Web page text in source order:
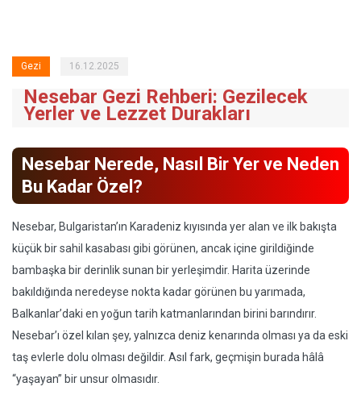
Gezi 16.12.2025
Nesebar Gezi Rehberi: Gezilecek
Yerler ve Lezzet Durakları
Nesebar Nerede, Nasıl Bir Yer ve Neden
Bu Kadar Özel?
Nesebar, Bulgaristan’ın Karadeniz kıyısında yer alan ve ilk bakışta
küçük bir sahil kasabası gibi görünen, ancak içine girildiğinde
bambaşka bir derinlik sunan bir yerleşimdir. Harita üzerinde
bakıldığında neredeyse nokta kadar görünen bu yarımada,
Balkanlar’daki en yoğun tarih katmanlarından birini barındırır.
Nesebar’ı özel kılan şey, yalnızca deniz kenarında olması ya da eski
taş evlerle dolu olması değildir. Asıl fark, geçmişin burada hâlâ
“yaşayan” bir unsur olmasıdır.